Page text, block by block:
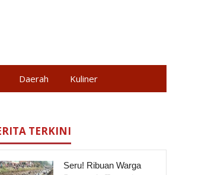
Daerah Kuliner
TERKINI
Seru! Ribuan Warga